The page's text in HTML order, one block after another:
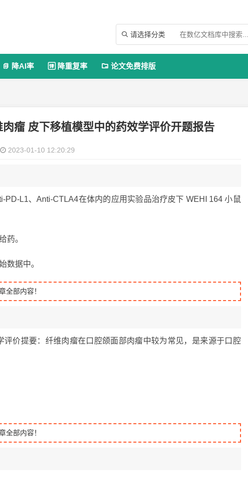
 请选择分类
 降AI率  降重复率  论文免费排版
瘤 皮下移植模型中的药效学评价开题报告
2023-01-10 12:20:29
PD-L1、Anti-CTLA4在体内的应用实验品治疗皮下 WEHI 164 小鼠
药。
数据中。
全部内容！
评价提要：纤维肉瘤在口腔颌面部肉瘤中较为常见，是来源于口腔
全部内容！